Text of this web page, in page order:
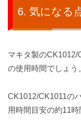
気になる
マキタ製のCK1012/
の使用時間でしょう
CK1012/CK1011の
用時間目安の約11時